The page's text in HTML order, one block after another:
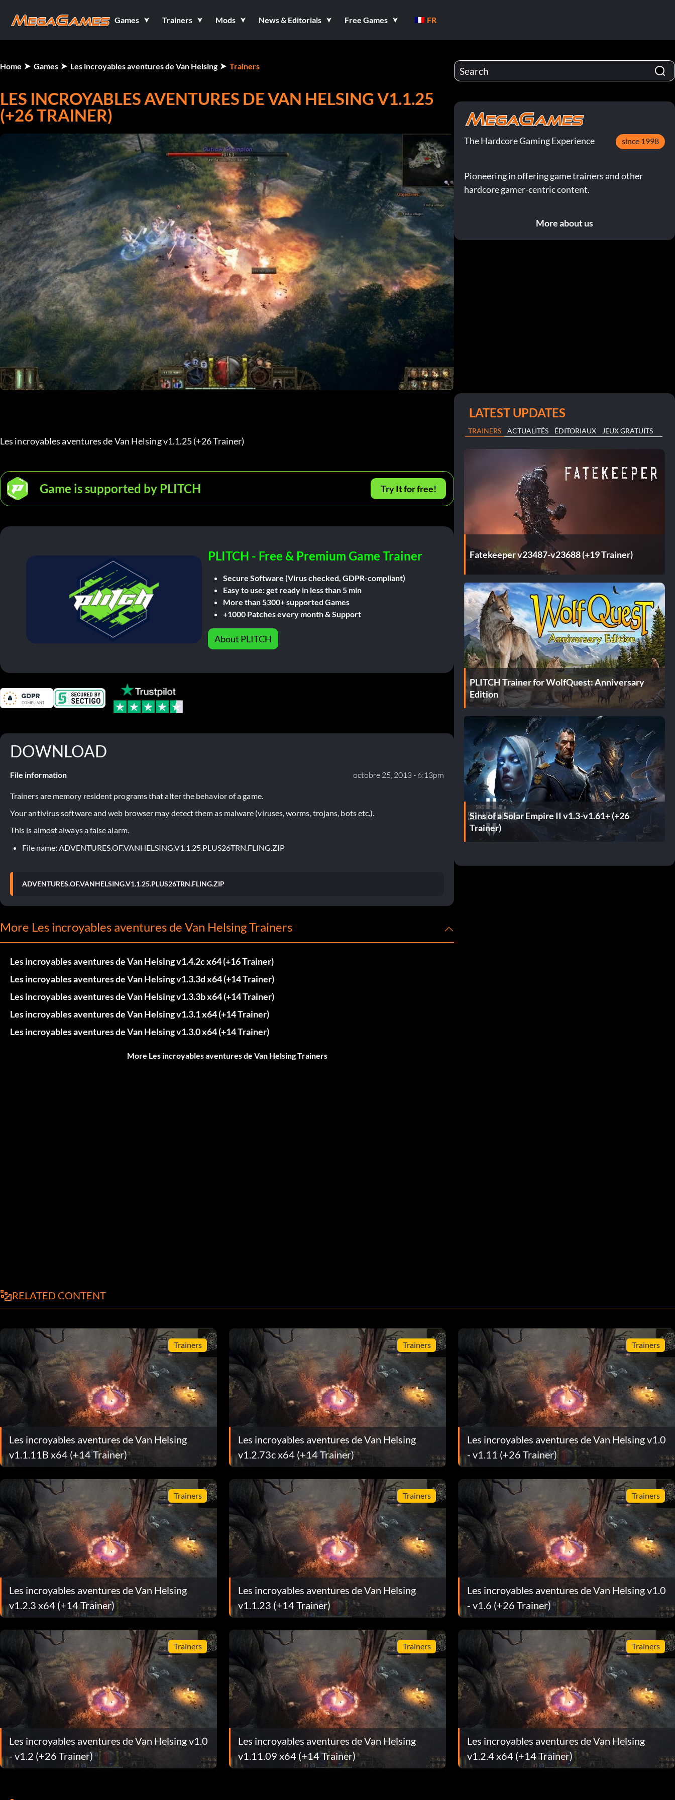
Games Trainers Mods News & Editorials Free Games FR
Home Games Les incroyables aventures de Van Helsing Trainers
LES INCROYABLES AVENTURES DE VAN HELSING V1.1.25
(+26 TRAINER)
Les incroyables aventures de Van Helsing v1.1.25 (+26 Trainer)
Game is supported by PLITCH Try It for free!
PLITCH - Free & Premium Game Trainer
Secure Software (Virus checked, GDPR-compliant)
Easy to use: get ready in less than 5 min
More than 5300+ supported Games
+1000 Patches every month & Support
About PLITCH
DOWNLOAD
File information octobre 25, 2013 - 6:13pm
Trainers are memory resident programs that alter the behavior of a game.
Your antivirus software and web browser may detect them as malware (viruses, worms, trojans, bots etc.).
This is almost always a false alarm.
File name: ADVENTURES.OF.VANHELSING.V1.1.25.PLUS26TRN.FLING.ZIP
ADVENTURES.OF.VANHELSING.V1.1.25.PLUS26TRN.FLING.ZIP
More Les incroyables aventures de Van Helsing Trainers
Les incroyables aventures de Van Helsing v1.4.2c x64 (+16 Trainer)
Les incroyables aventures de Van Helsing v1.3.3d x64 (+14 Trainer)
Les incroyables aventures de Van Helsing v1.3.3b x64 (+14 Trainer)
Les incroyables aventures de Van Helsing v1.3.1 x64 (+14 Trainer)
Les incroyables aventures de Van Helsing v1.3.0 x64 (+14 Trainer)
More Les incroyables aventures de Van Helsing Trainers
The Hardcore Gaming Experience since 1998
Pioneering in offering game trainers and other
hardcore gamer-centric content.
More about us
LATEST UPDATES
TRAINERS ACTUALITÉS ÉDITORIAUX JEUX GRATUITS
Fatekeeper v23487-v23688 (+19 Trainer)
PLITCH Trainer for WolfQuest: Anniversary
Edition
Sins of a Solar Empire II v1.3-v1.61+ (+26
Trainer)
RELATED CONTENT
Trainers
Les incroyables aventures de Van Helsing
v1.1.11B x64 (+14 Trainer)
Trainers
Les incroyables aventures de Van Helsing
v1.2.73c x64 (+14 Trainer)
Trainers
Les incroyables aventures de Van Helsing v1.0
- v1.11 (+26 Trainer)
Trainers
Les incroyables aventures de Van Helsing
v1.2.3 x64 (+14 Trainer)
Trainers
Les incroyables aventures de Van Helsing
v1.1.23 (+14 Trainer)
Trainers
Les incroyables aventures de Van Helsing v1.0
- v1.6 (+26 Trainer)
Trainers
Les incroyables aventures de Van Helsing v1.0
- v1.2 (+26 Trainer)
Trainers
Les incroyables aventures de Van Helsing
v1.11.09 x64 (+14 Trainer)
Trainers
Les incroyables aventures de Van Helsing
v1.2.4 x64 (+14 Trainer)